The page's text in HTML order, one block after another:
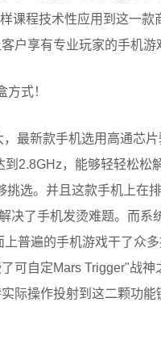
课程技术性应用到这一款
户享有专业玩家的手机游
最新款手机选用高通芯
2.8GHz，能够轻轻松松
选。并且这款手机上在
决了手机发烫难题。而系
普遍的手机游戏干了众
可自定Mars Trigger"战
际操作投射到这二颗功